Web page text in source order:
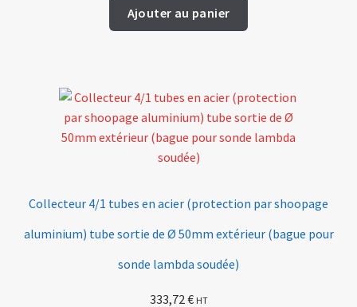
Ajouter au panier
Collecteur 4/1 tubes en acier (protection par shoopage
aluminium) tube sortie de Ø 50mm extérieur (bague pour
sonde lambda soudée)
333,72€ HT